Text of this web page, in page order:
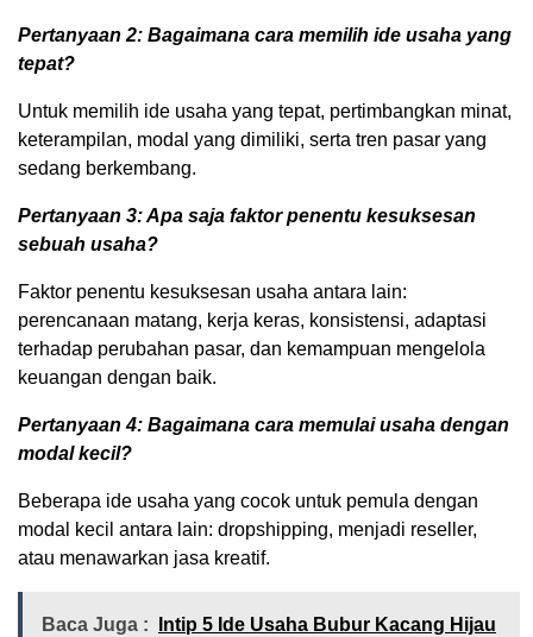
Pertanyaan 2: Bagaimana cara memilih ide usaha yang
tepat?
Untuk memilih ide usaha yang tepat, pertimbangkan minat,
keterampilan, modal yang dimiliki, serta tren pasar yang
sedang berkembang.
Pertanyaan 3: Apa saja faktor penentu kesuksesan
sebuah usaha?
Faktor penentu kesuksesan usaha antara lain:
perencanaan matang, kerja keras, konsistensi, adaptasi
terhadap perubahan pasar, dan kemampuan mengelola
keuangan dengan baik.
Pertanyaan 4: Bagaimana cara memulai usaha dengan
modal kecil?
Beberapa ide usaha yang cocok untuk pemula dengan
modal kecil antara lain: dropshipping, menjadi reseller,
atau menawarkan jasa kreatif.
Baca Juga :
Intip 5 Ide Usaha Bubur Kacang Hijau